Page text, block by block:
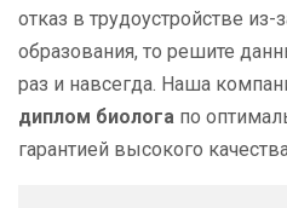
отказ в трудоустройстве из-
образования, то решите
раз и навсегда. Наша
диплом биолога по
гарантией высокого